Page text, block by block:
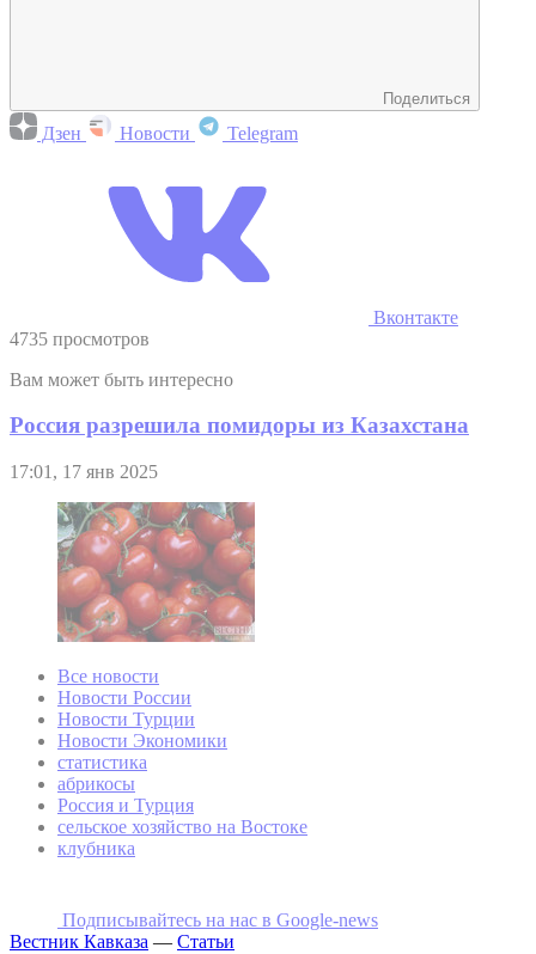
Поделиться
Дзен Новости Telegram
Вконтакте
4735 просмотров
Вам может быть интересно
Россия разрешила помидоры из Казахстана
17:01, 17 янв 2025
Все новости
Новости России
Новости Турции
Новости Экономики
статистика
абрикосы
Россия и Турция
сельское хозяйство на Востоке
клубника
Подписывайтесь на наc в Google-news
Вестник Кавказа — Статьи